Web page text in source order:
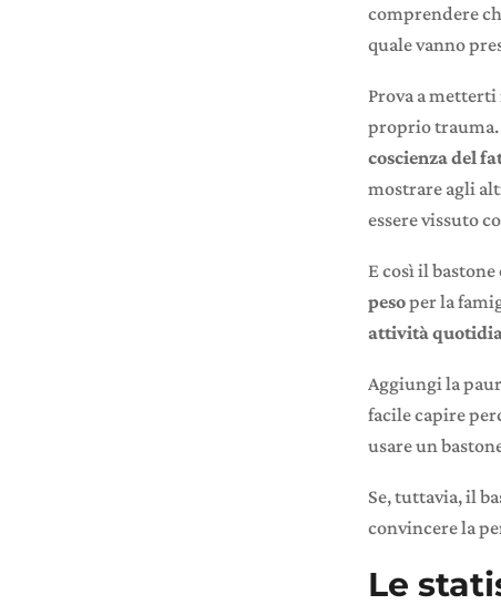
comprendere
quale vanno
Prova a
proprio trauma.
coscienza del
mostrare agli
essere vissuto
E così il
pesoper la
attività
Aggiungi la
facile capire
usare un
Se, tuttavia, il
convincere la
Le